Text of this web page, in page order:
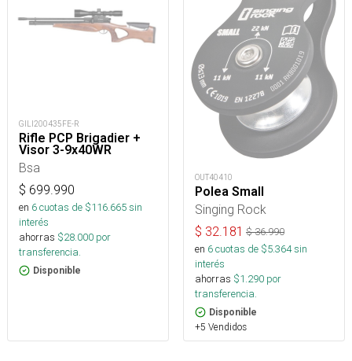
GILI200435FE-R
Rifle PCP Brigadier +
Visor 3-9x40WR
Bsa
$ 699.990
en 6cuotas de $116.665sin
interés
ahorras $28.000 por
transferencia.
Disponible
OUT40410
Polea Small
Singing Rock
$ 32.181 $36.990
en 6cuotas de $5.364sin
interés
ahorras $1.290 por
transferencia.
Disponible
+5 Vendidos